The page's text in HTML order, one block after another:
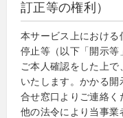
訂正等の権利）
本サービス上における
停止等（以下「開示等
ご本人確認をした上
いたします。かかる開
合せ窓口よりご連絡
他の法令により当事業